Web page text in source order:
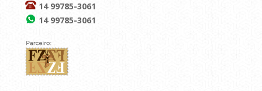
14 99785-3061
14 99785-3061